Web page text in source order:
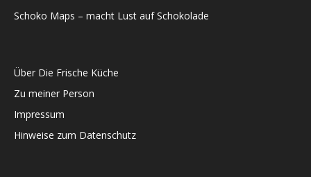
Schoko Maps – macht Lust auf Schokolade
Über Die Frische Küche
Zu meiner Person
Impressum
Hinweise zum Datenschutz